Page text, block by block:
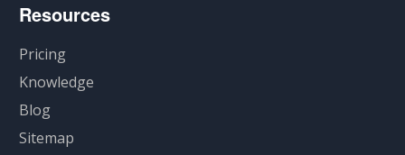
Resources
Pricing
Knowledge
Blog
Sitemap